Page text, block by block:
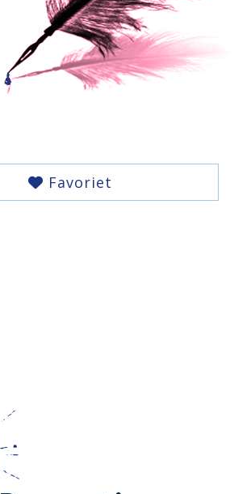
Favoriet